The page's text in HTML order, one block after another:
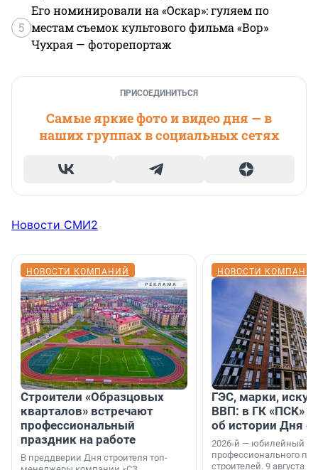
5
Его номинировали на «Оскар»: гуляем по
местам съемок культового фильма «Вор»
Чухрая — фоторепортаж
ПРИСОЕДИНИТЬСЯ
Самые яркие фото и видео дня — в
наших группах в социальных сетях
Новости СМИ2
НОВОСТИ КОМПАНИЙ
Строители «Образцовых
кварталов» встречают
профессиональный
праздник на работе
В преддверии Дня строителя топ-
НОВОСТИ
ГЭС, марки,
ВВП: в ГК «ПСК»
об истории Дня
2026-й — юбилейный
профессионального
строителей. 9 августа